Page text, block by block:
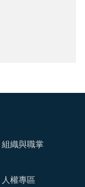
組織與職掌
人權專區